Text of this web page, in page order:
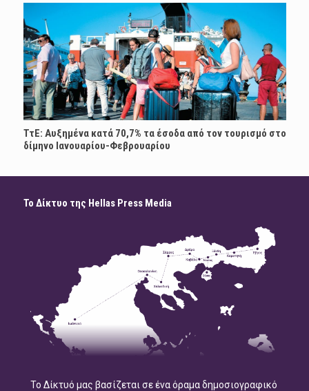
ΤτΕ: Αυξημένα κατά 70,7% τα έσοδα από τον τουρισμό στο
δίμηνο Ιανουαρίου-Φεβρουαρίου
Το Δίκτυο της Hellas Press Media
Το Δίκτυό μας βασίζεται σε ένα όραμα δημοσιογραφικό